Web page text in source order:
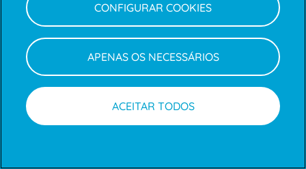
CONFIGURAR COOKIES
APENAS OS NECESSÁRIOS
ACEITAR TODOS